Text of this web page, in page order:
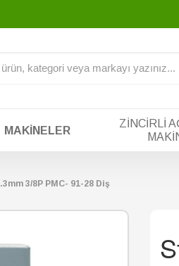
tek yad
MAKINELER
ZINCIRLI
3/8P PMC- 91-28 Diş